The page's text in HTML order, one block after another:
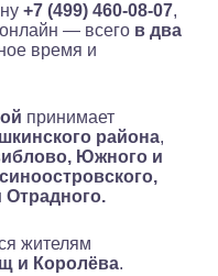
+7 (499) 460-08-07,
— всего в два
время и
принимает
района,
Южного и
Отрадного.
жителям
и Королёва.